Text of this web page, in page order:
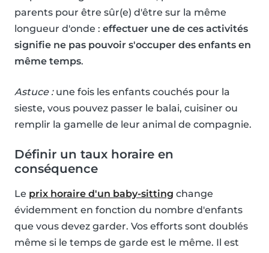
parents pour être sûr(e) d'être sur la même
longueur d'onde : effectuer une de ces activités
signifie ne pas pouvoir s'occuper des enfants en
même temps.
Astuce :une fois les enfants couchés pour la
sieste, vous pouvez passer le balai, cuisiner ou
remplir la gamelle de leur animal de compagnie.
Définir un taux horaire en
conséquence
Le prix horaire d'un baby-sitting change
évidemment en fonction du nombre d'enfants
que vous devez garder. Vos efforts sont doublés
même si le temps de garde est le même. Il est